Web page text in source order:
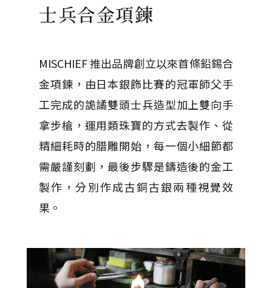
士兵合金項鍊
MISCHIEF 推出品牌創立以來首條鉛錫合
金項鍊，由日本銀飾比賽的冠軍師父手
工完成的詭譎雙頭士兵造型加上雙向手
拿步槍，運用類珠寶的方式去製作、從
精細耗時的腊雕開始，每一個小細節都
需嚴謹刻劃，最後步驟是鑄造後的金工
製作，分別作成古銅古銀兩種視覺效
果。